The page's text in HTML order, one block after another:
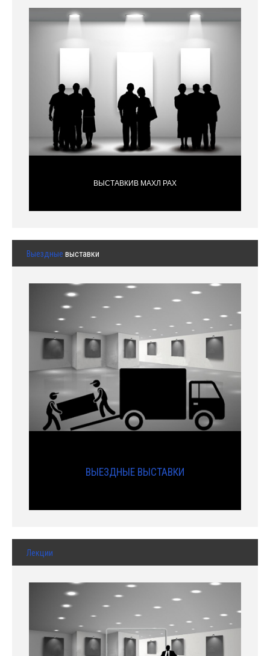
ВЫСТАВКИВ МАХЛ РАХ
Выездные выставки
ВЫЕЗДНЫЕ ВЫСТАВКИ
Лекции